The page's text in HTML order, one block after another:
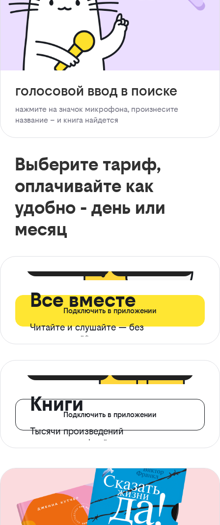
голосовой ввод в поиске
нажмите на значок микрофона, произнесите
название – и книга найдется
Выберите тариф,
оплачивайте как
удобно - день или
месяц
Все вместе
Читайте и слушайте — без
ограничений*
Подключить в приложении
Книги
Тысячи произведений
с доступом офлайн
Подключить в приложении